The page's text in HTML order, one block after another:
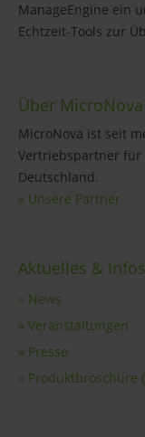
ManageEngine ein
Echtzeit-Tools zur
Über MicroNova
MicroNova ist seit
Vertriebspartner für
Deutschland.
» Unsere Partner
Aktuelles & Infos
» News
» Veranstaltungen
» Presse
» Produktbroschüre